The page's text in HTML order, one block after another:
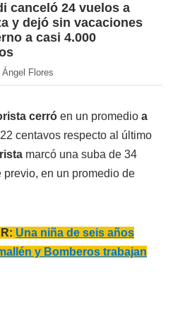
canceló 24 vuelos a
y dejó sin vacaciones
a casi 4.000
Flores
cerró en un promedio a
centavos respecto al último
marcó una suba de 34
en un promedio de
Una niña de seis años
y Bomberos trabajan